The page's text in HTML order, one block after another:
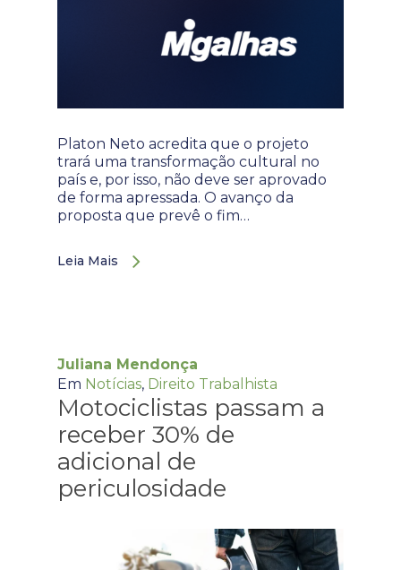
Platon Neto acredita que o projeto
trará uma transformação cultural no
país e, por isso, não deve ser aprovado
de forma apressada. O avanço da
proposta que prevê o fim…
Leia Mais
Juliana Mendonça
Em Notícias, Direito Trabalhista
Motociclistas passam a
receber 30% de
adicional de
periculosidade